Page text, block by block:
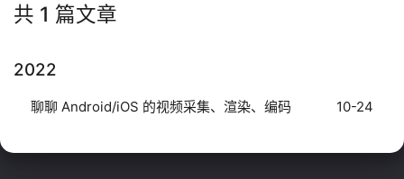
共 1 篇文章
2022
聊聊 Android/iOS 的视频采集、渲染、编码 10-24